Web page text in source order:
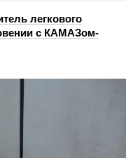
легкового
с КАМАЗом-